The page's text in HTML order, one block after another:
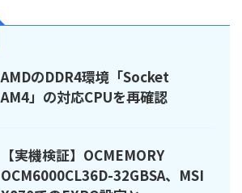
AMDのDDR4環境「Socket
AM4」の対応CPUを再確認
【実機検証】OCMEMORY
OCM6000CL36D-32GBSA、MSI